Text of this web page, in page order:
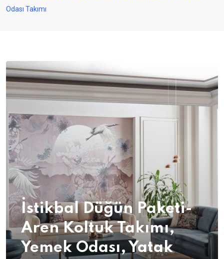
Odası Takımı
İstikbal Düğün Paketi-
Aren Koltuk Takımı,
Yemek Odası, Yatak